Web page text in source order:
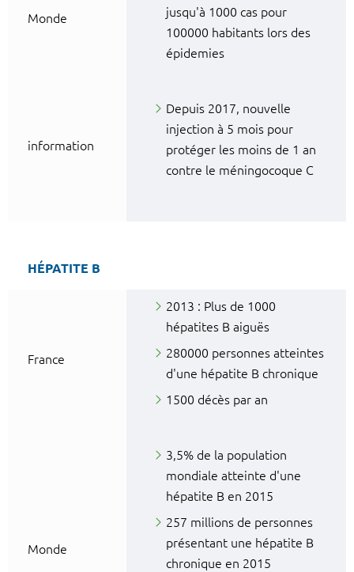
Monde
jusqu'à 1000 cas pour
100000 habitants lors des
épidemies
information
Depuis 2017, nouvelle
injection à 5 mois pour
protéger les moins de 1 an
contre le méningocoque C
HÉPATITE B
France
2013 : Plus de 1000
hépatites B aiguës
280000 personnes atteintes
d'une hépatite B chronique
1500 décès par an
Monde
3,5% de la population
mondiale atteinte d'une
hépatite B en 2015
257 millions de personnes
présentant une hépatite B
chronique en 2015